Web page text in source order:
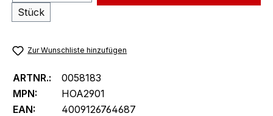
Stück
Zur Wunschliste hinzufügen
ARTNR.:
0058183
MPN:
HOA2901
EAN:
4009126764687